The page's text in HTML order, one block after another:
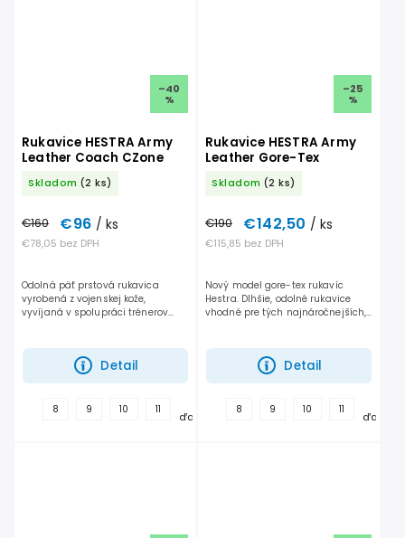
–40
%
Rukavice HESTRA Army
Leather Coach CZone
Skladom (2 ks)
€78,05 bez DPH
€160 €96 / ks
Detail
Odolná päť prstová rukavica
vyrobená z vojenskej kože,
vyvíjaná v spolupráci trénerov
teplejšia, vhodná najmä pre...
8 9 10 11
ďalšie
–25
%
Rukavice HESTRA Army
Leather Gore-Tex
Skladom (2 ks)
€115,85 bez DPH
€190 €142,50 / ks
Detail
Nový model gore-tex rukavíc
Hestra. Dlhšie, odolné rukavice
vhodné pre tých najnáročnejších,
najhorších podmienok....
8 9 10 11
ďalšie